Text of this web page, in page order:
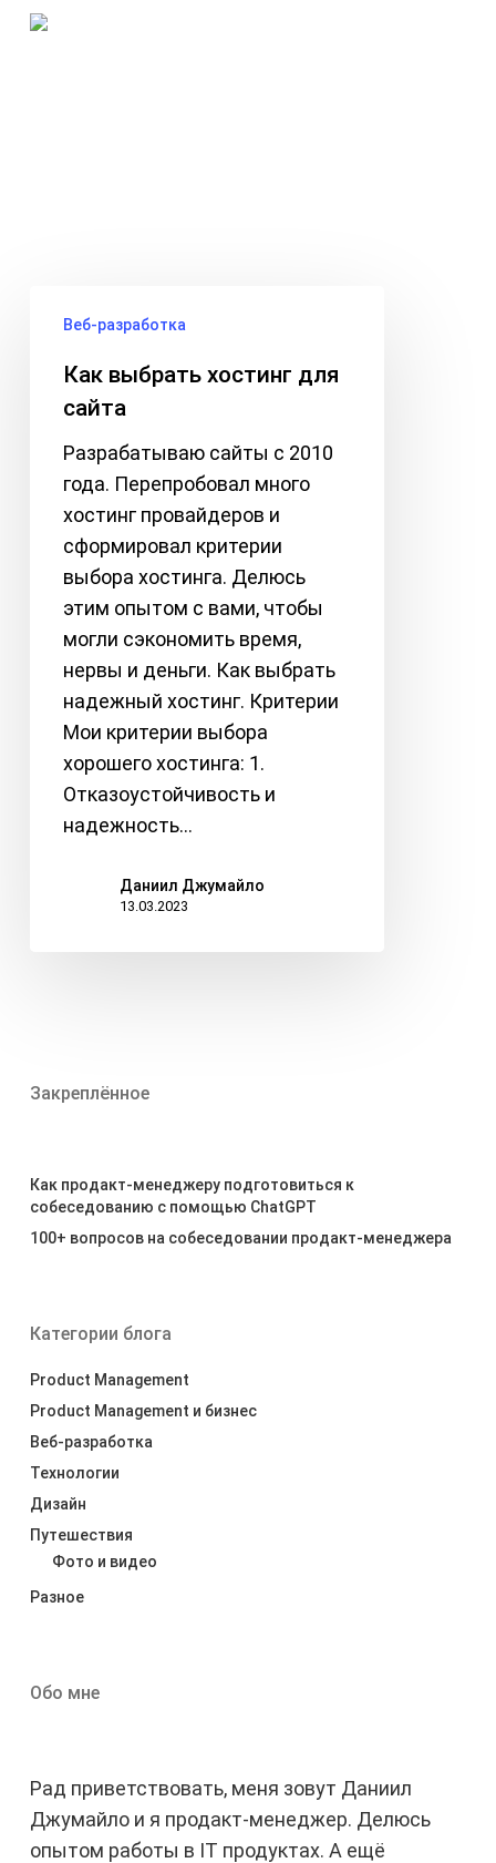
Skip
выбрать
хостинг
Веб-разработка
Как выбрать хостинг для
сайта
Разрабатываю сайты с 2010
года. Перепробовал много
хостинг провайдеров и
сформировал критерии
выбора хостинга. Делюсь
этим опытом с вами, чтобы
могли сэкономить время,
нервы и деньги. Как выбрать
надежный хостинг. Критерии
Мои критерии выбора
хорошего хостинга: 1.
Отказоустойчивость и
надежность…
Даниил Джумайло
13.03.2023
Закреплённое
Как продакт-менеджеру подготовиться к
собеседованию с помощью ChatGPT
100+ вопросов на собеседовании продакт-менеджера
Категории блога
Product Management
Product Management и бизнес
Веб-разработка
Технологии
Дизайн
Путешествия
Фото и видео
Разное
Обо мне
Рад приветствовать, меня зовут Даниил
Джумайло и я продакт-менеджер. Делюсь
опытом работы в IT продуктах. А ещё